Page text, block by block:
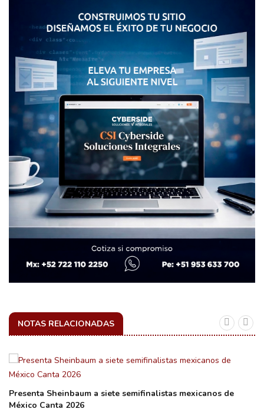
NOTAS RELACIONADAS
Presenta Sheinbaum a siete semifinalistas mexicanos de
México Canta 2026